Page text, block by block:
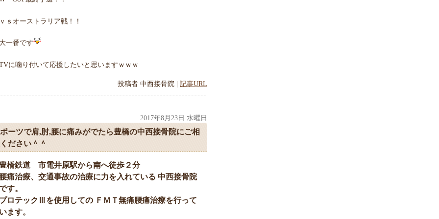
ｓオーストラリア戦！！
一番です
に噛り付いて応援したいと思いますｗｗｗ
投稿者 中西接骨院 | 記事URL
2017年8月23日 水曜日
ーツで肩,肘,腰に痛みがでたら豊橋の中西接骨院にご相
ださい＾＾
橋鉄道 市電井原駅から南へ徒歩２分
痛治療、交通事故の治療に力を入れている 中西接骨院
す。
ロテックⅢを使用しての ＦＭＴ無痛腰痛治療を行って
ます。